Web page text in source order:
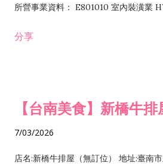
所營事業資料： E801010 室內裝潢業
發業 H703090 不動產買賣業 H703100
分享
【台南美食】新橋牛排
7/03/2026
店名:新橋牛排屋（無訂位） 地址:臺南